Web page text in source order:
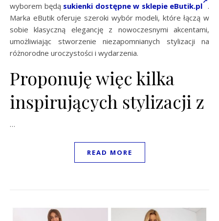
wyborem będą sukienki dostępne w sklepie eButik.pl .
Marka eButik oferuje szeroki wybór modeli, które łączą w
sobie klasyczną elegancję z nowoczesnymi akcentami,
umożliwiając stworzenie niezapomnianych stylizacji na
różnorodne uroczystości i wydarzenia.
Proponuję więc kilka
inspirujących stylizacji z
…
READ MORE